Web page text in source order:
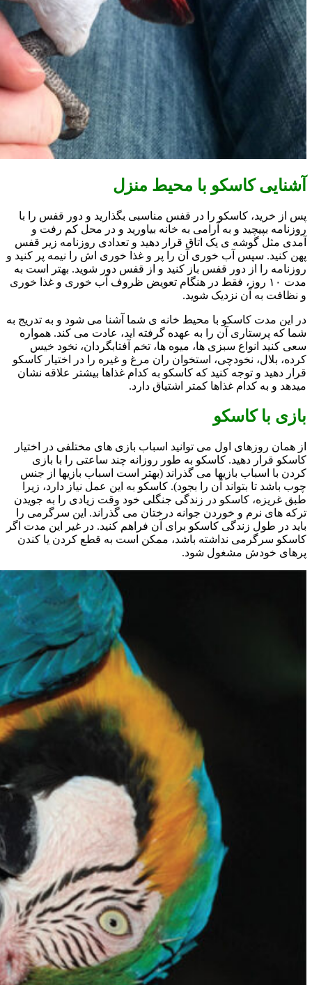
آشنایی کاسکو با محیط منزل
پس از خرید، کاسکو را در قفس مناسبی بگذارید و دور قفس را با
روزنامه بپیچید و به آرامی به خانه بیاورید و در محل کم رفت و
آمدی مثل گوشه ی یک اتاق قرار دهید و تعدادی روزنامه زیر قفس
پهن کنید. سپس آب خوری آن را پر و غذا خوری اش را نیمه پر کنید و
روزنامه را از دور قفس باز کنید و از قفس دور شوید. بهتر است به
مدت ۱۰ روز، فقط در هنگام تعویض ظروف آب خوری و غذا خوری
و نظافت به آن نزدیک شوید.
در این مدت کاسکو با محیط خانه ی شما آشنا می شود و به تدریج به
شما که پرستاری آن را به عهده گرفته اید، عادت می کند. همواره
سعی کنید انواع سبزی ها، میوه ها، تخم آفتابگردان، نخود خیس
کرده، بلال، نخودچی، استخوان ران مرغ و غیره را در اختیار کاسکو
قرار دهید و توجه کنید که کاسکو به کدام غذاها بیشتر علاقه نشان
میدهد و به کدام غذاها کمتر اشتیاق دارد.
بازی با کاسکو
از همان روزهای اول می توانید اسباب بازی های مختلفی در اختیار
کاسکو قرار دهید. کاسکو به طور روزانه چند ساعتی را با بازی
کردن با اسباب بازیها می گذراند (بهتر است اسباب بازیها از جنس
چوب باشد تا بتواند آن را بجود). کاسکو به این عمل نیاز دارد، زیرا
طبق غریزه، کاسکو در زندگی جنگلی خود وقت زیادی را به جویدن
ترکه های نرم و خوردن جوانه درختان می گذراند. این سرگرمی را
باید در طول زندگی کاسکو برای آن فراهم کنید. در غیر این مدت اگر
کاسکو سرگرمی نداشته باشد، ممکن است به قطع کردن یا کندن
پرهای خودش مشغول شود.